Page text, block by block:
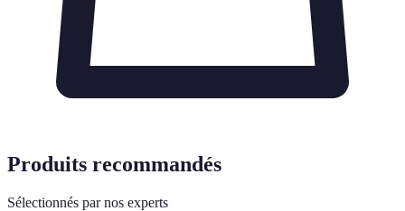
Produits recommandés
Sélectionnés par nos experts